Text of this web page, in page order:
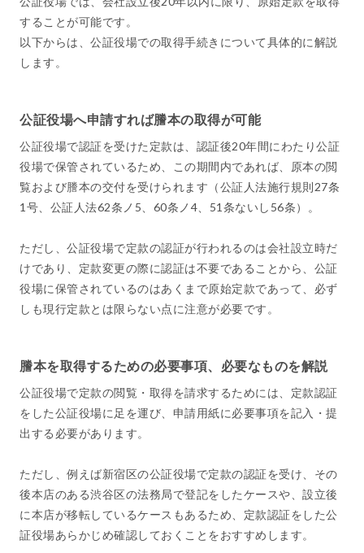
することが可能です。
以下からは、公証役場での取得手続きについて具体的に解説
します。
公証役場へ申請すれば謄本の取得が可能
公証役場で認証を受けた定款は、認証後20年間にわたり公証
役場で保管されているため、この期間内であれば、原本の閲
覧および謄本の交付を受けられます（公証人法施行規則27条
1号、公証人法62条ノ5、60条ノ4、51条ないし56条）。
ただし、公証役場で定款の認証が行われるのは会社設立時だ
けであり、定款変更の際に認証は不要であることから、公証
役場に保管されているのはあくまで原始定款であって、必ず
しも現行定款とは限らない点に注意が必要です。
謄本を取得するための必要事項、必要なものを解説
公証役場で定款の閲覧・取得を請求するためには、定款認証
をした公証役場に足を運び、申請用紙に必要事項を記入・提
出する必要があります。
ただし、例えば新宿区の公証役場で定款の認証を受け、その
後本店のある渋谷区の法務局で登記をしたケースや、設立後
に本店が移転しているケースもあるため、定款認証をした公
証役場あらかじめ確認しておくことをおすすめします。